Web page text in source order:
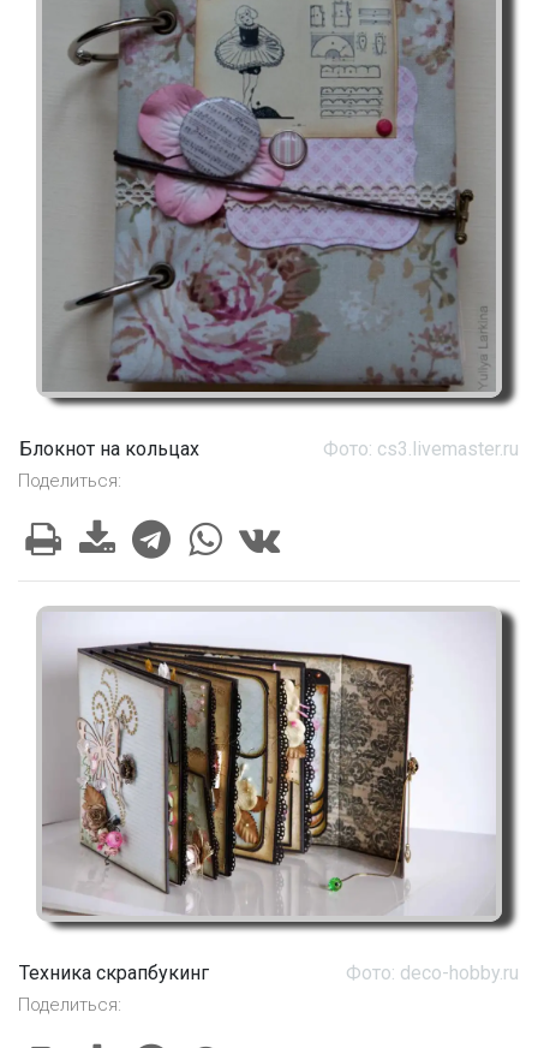
Блокнот на кольцах Фото: cs3.livemaster.ru
Поделиться:
Техника скрапбукинг Фото: deco-hobby.ru
Поделиться: